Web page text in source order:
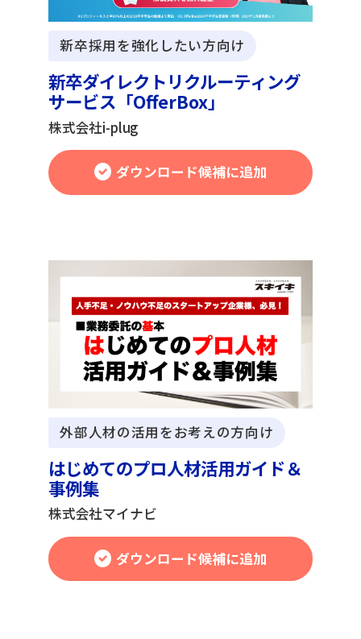
新卒採用を強化したい方向け
新卒ダイレクトリクルーティング
サービス「OfferBox」
株式会社i-plug
ダウンロード候補に追加
外部人材の活用をお考えの方向け
はじめてのプロ人材活用ガイド＆
事例集
株式会社マイナビ
ダウンロード候補に追加